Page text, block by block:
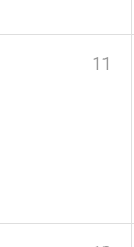
11